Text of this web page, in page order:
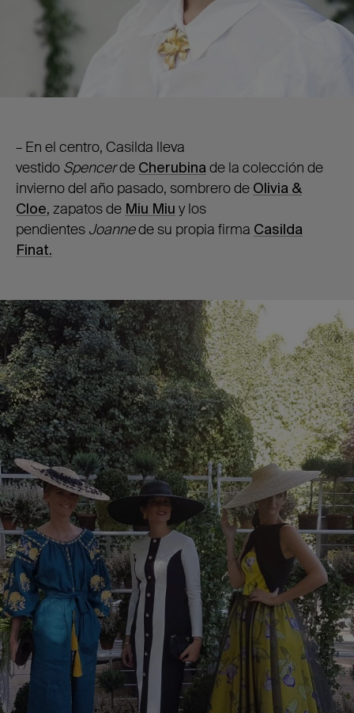
– En el centro, Casilda lleva
vestido Spencerde Cherubina de la colección de
invierno del año pasado, sombrero de Olivia &
Cloe, zapatos de Miu Miu y los
pendientes Joannede su propia firma Casilda
Finat.